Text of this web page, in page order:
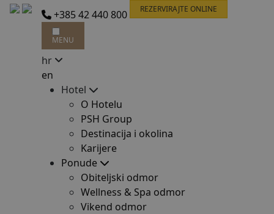
+385 42 440 800 REZERVIRAJTE ONLINE
MENU
hr
en
Hotel
O Hotelu
PSH Group
Destinacija i okolina
Karijere
Ponude
Obiteljski odmor
Wellness & Spa odmor
Vikend odmor